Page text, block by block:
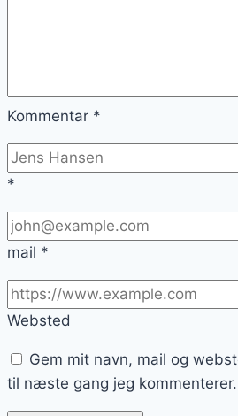
Kommentar *
*
mail *
Websted
Gem mit navn, mail og
til næste gang jeg kommenterer.